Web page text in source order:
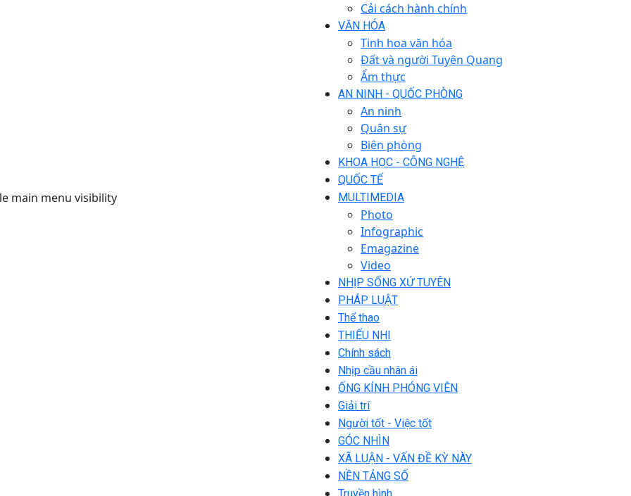
main menu visibility
Cải cách hành chính
VĂN HÓA
Tinh hoa văn hóa
Đất và người Tuyên Quang
Ẩm thực
AN NINH - QUỐC PHÒNG
An ninh
Quân sự
Biên phòng
KHOA HỌC - CÔNG NGHỆ
QUỐC TẾ
MULTIMEDIA
Photo
Infographic
Emagazine
Video
NHỊP SỐNG XỨ TUYÊN
PHÁP LUẬT
Thể thao
THIẾU NHI
Chính sách
Nhịp cầu nhân ái
ỐNG KÍNH PHÓNG VIÊN
Giải trí
Người tốt - Việc tốt
GÓC NHÌN
XÃ LUẬN - VẤN ĐỀ KỲ NÀY
NỀN TẢNG SỐ